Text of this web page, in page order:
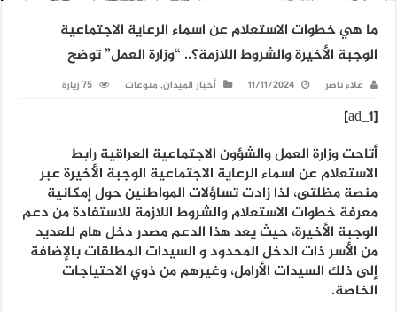
ما هي خطوات الاستعلام عن اسماء الرعاية الاجتماعية
الوجبة الأخيرة والشروط اللازمة؟.. “وزارة العمل” توضح
علاء ناصر 11/11/2024 أخبار الميدان, منوعات 75 زيارة
[ad_1]
أتاحت وزارة العمل والشؤون الاجتماعية العراقية رابط
الاستعلام عن اسماء الرعاية الاجتماعية الوجبة الأخيرة عبر
منصة مظلتى، لذا زادت تساؤلات المواطنين حول إمكانية
معرفة خطوات الاستعلام والشروط اللازمة للاستفادة من دعم
الوجبة الأخيرة، حيث يعد هذا الدعم مصدر دخل هام للعديد
من الأسر ذات الدخل المحدود و السيدات المطلقات بالإضافة
إلى ذلك السيدات الأرامل، وغيرهم من ذوي الاحتياجات
الخاصة.